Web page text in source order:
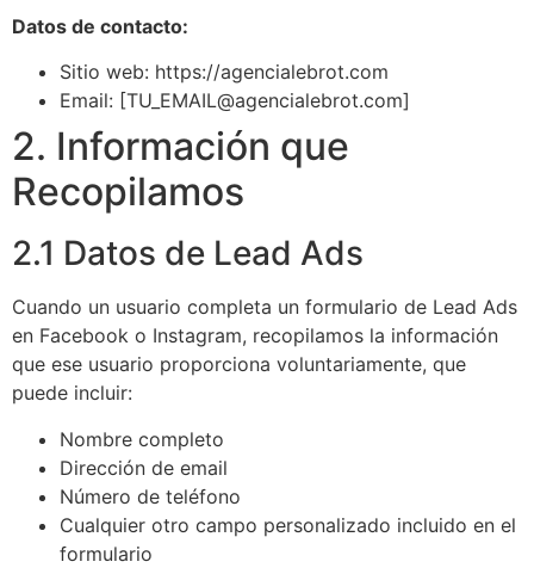
Datos de contacto:
Sitio web: https://agencialebrot.com
Email: [TU_EMAIL@agencialebrot.com]
2. Información que
Recopilamos
2.1 Datos de Lead Ads
Cuando un usuario completa un formulario de Lead Ads
en Facebook o Instagram, recopilamos la información
que ese usuario proporciona voluntariamente, que
puede incluir:
Nombre completo
Dirección de email
Número de teléfono
Cualquier otro campo personalizado incluido en el
formulario